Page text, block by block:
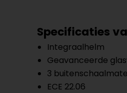
Specificaties
Integraalhelm
Geavanceerde
3
ECE 22.06